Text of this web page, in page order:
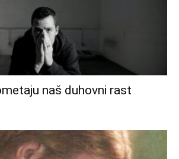
naš duhovni rast